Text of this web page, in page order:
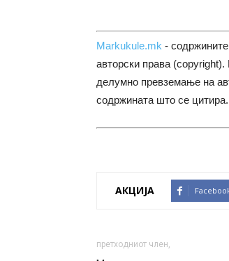
Markukule.mk -
авторски права
делумно превземање на
содржината што се цитира.
АКЦИЈА
претходниот член,